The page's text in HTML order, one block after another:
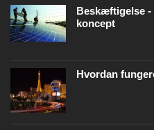
Beskæftigelse -
koncept
Hvordan